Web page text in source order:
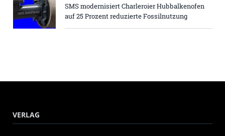
SMS modernisiert Charleroier Hubbalkenofen
auf 25 Prozent reduzierte Fossilnutzung
VERLAG